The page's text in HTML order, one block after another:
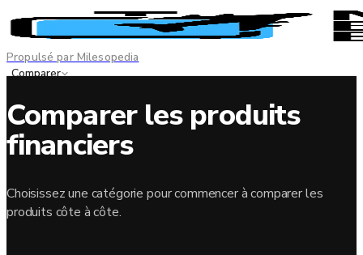
Propulsé par Milesopedia
Comparer
Divulgation de l'annonceur
ENFR
Comparer les produits
financiers
Choisissez une catégorie pour commencer à comparer les
produits côte à côte.